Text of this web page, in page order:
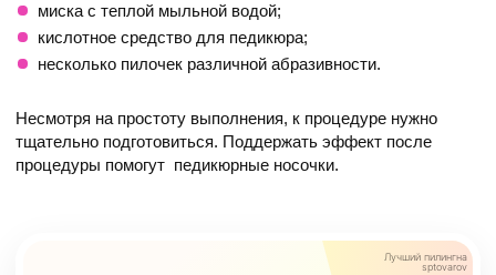
миска с теплой мыльной водой;
кислотное средство для педикюра;
несколько пилочек различной абразивности.
Несмотря на простоту выполнения, к процедуре нужно
тщательно подготовиться. Поддержать эффект после
процедуры помогут педикюрные носочки.
Лучший пилингна
sptovarov